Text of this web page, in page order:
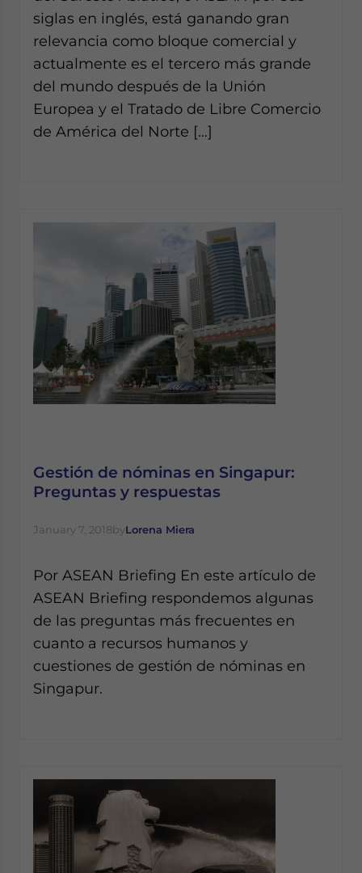
siglas en inglés, está ganando gran
relevancia como bloque comercial y
actualmente es el tercero más grande
del mundo después de la Unión
Europea y el Tratado de Libre Comercio
de América del Norte […]
Gestión de nóminas en Singapur:
Preguntas y respuestas
January 7, 2018byLorena Miera
Por ASEAN Briefing En este artículo de
ASEAN Briefing respondemos algunas
de las preguntas más frecuentes en
cuanto a recursos humanos y
cuestiones de gestión de nóminas en
Singapur.